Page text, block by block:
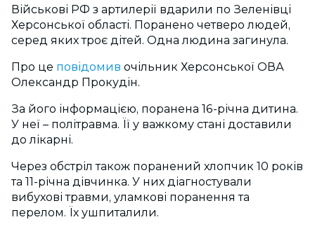
Військові РФ з артилерії вдарили по Зеленівці
Херсонської області. Поранено четверо людей,
серед яких троє дітей. Одна людина загинула.
Про це повідомив очільник Херсонської ОВА
Олександр Прокудін.
За його інформацією, поранена 16-річна дитина.
У неї – політравма. Її у важкому стані доставили
до лікарні.
Через обстріл також поранений хлопчик 10 років
та 11-річна дівчинка. У них діагностували
вибухові травми, уламкові поранення та
перелом. Їх ушпиталили.